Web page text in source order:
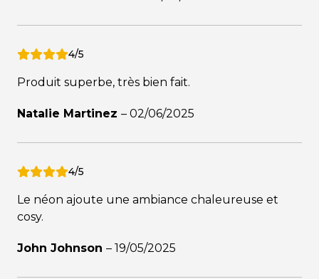
4/5
Produit superbe, très bien fait.
Natalie Martinez – 02/06/2025
4/5
Le néon ajoute une ambiance chaleureuse et
cosy.
John Johnson – 19/05/2025